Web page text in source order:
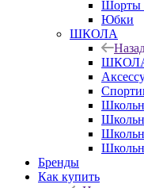
Шорты
Юбки
ШКОЛА
Бренды
Как купить